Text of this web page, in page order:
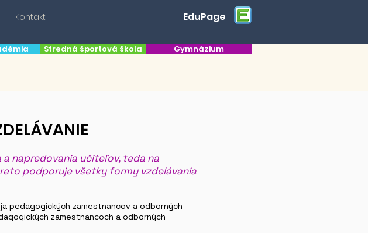
Kontakt EduPage
Stredná športová škola Gymnázium
napredovania učiteľov, teda na
podporuje všetky formy vzdelávania
pedagogických zamestnancov a odborných
zamestnancoch a odborných